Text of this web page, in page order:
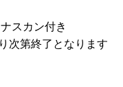
スカン付き
次第終了となります